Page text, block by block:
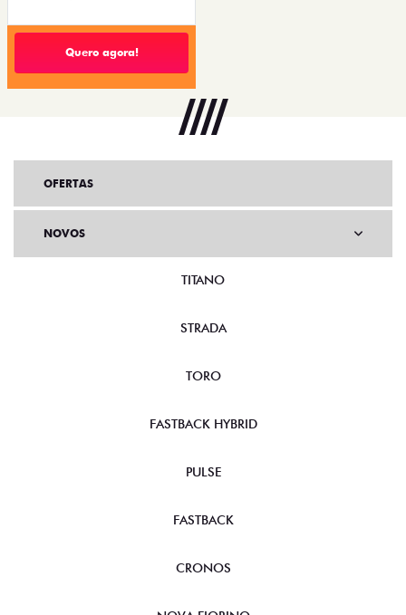
Quero agora!
OFERTAS
NOVOS
TITANO
STRADA
TORO
FASTBACK HYBRID
PULSE
FASTBACK
CRONOS